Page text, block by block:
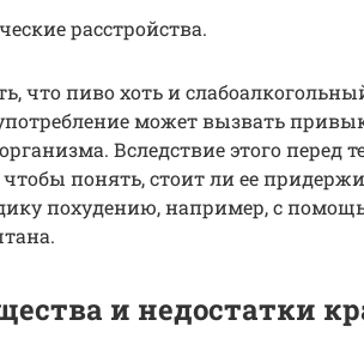
расстройства.
что пиво хоть и
может вызвать
Вследствие этого перед
чтобы понять, стоит ли ее
похудению, например, с
и недостатки